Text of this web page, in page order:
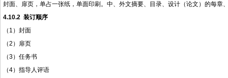
封面、扉页，单占一张纸，单面印刷。中、外文摘要、目录、设计（论文）的每章
4.10.2 装订顺序
（ 1 ）封面
（2 ）扉页
（3）任务书
（4）指导人评语